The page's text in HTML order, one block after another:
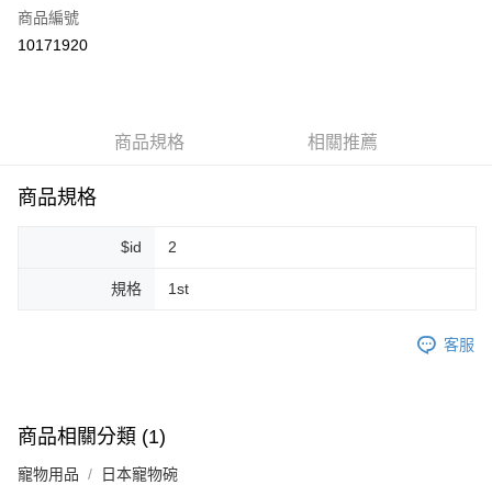
超商取貨付款
悠遊付
全家純取貨 (先付款
每筆NT$80，滿NT$999(含以上)免運費
商品編號
10171920
商品規格 相關推薦
商品規格
$id 2
規格 1st
客服
商品相關分類 (1)
寵物用品 日本寵物碗